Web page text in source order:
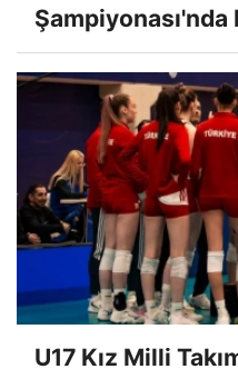
Şampiyonası'nda
U17 Kız Milli